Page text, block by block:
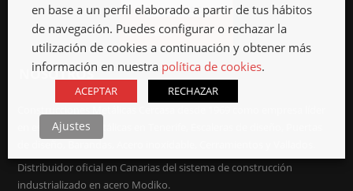
NOSOTROS
en estructuras metálicas en Tenerife, Escaleras de diseño, Puertas
Distribuidor oficial en Canarias del sistema de construcción
industrializado en acero Modiko.
en base a un perfil elaborado a partir de tus hábitos
de navegación. Puedes configurar o rechazar la
utilización de cookies a continuación y obtener más
información en nuestra política de cookies.
ACEPTAR RECHAZAR
Ajustes